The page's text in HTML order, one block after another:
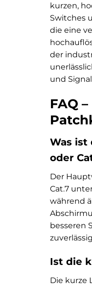
kurzen,
Switches
die eine
der
und
FAQ
Was ist
oder
Der
Cat.7
während
besseren
Ist die
Die kurze